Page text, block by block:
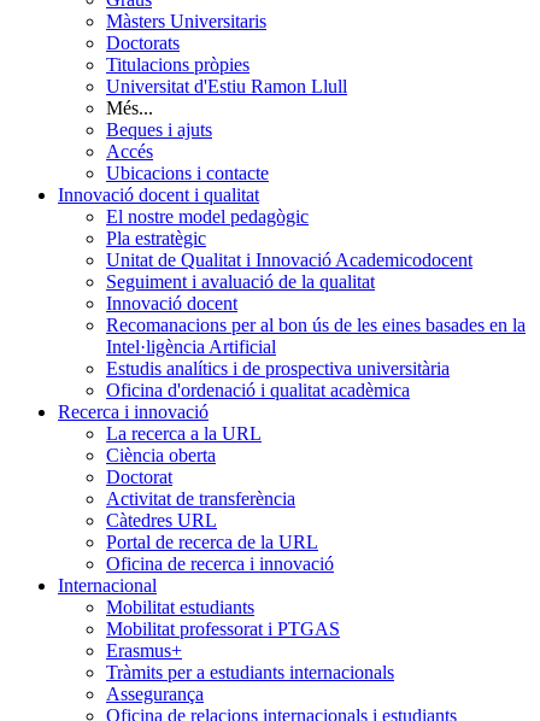
Màsters Universitaris
Doctorats
Titulacions pròpies
Universitat d'Estiu Ramon Llull
Més...
Beques i ajuts
Accés
Ubicacions i contacte
Innovació docent i qualitat
El nostre model pedagògic
Pla estratègic
Unitat de Qualitat i Innovació Academicodocent
Seguiment i avaluació de la qualitat
Innovació docent
Recomanacions per al bon ús de les eines basades en la
Intel·ligència Artificial
Estudis analítics i de prospectiva universitària
Oficina d'ordenació i qualitat acadèmica
Recerca i innovació
La recerca a la URL
Ciència oberta
Doctorat
Activitat de transferència
Càtedres URL
Portal de recerca de la URL
Oficina de recerca i innovació
Internacional
Mobilitat estudiants
Mobilitat professorat i PTGAS
Erasmus+
Tràmits per a estudiants internacionals
Assegurança
Oficina de relacions internacionals i estudiants